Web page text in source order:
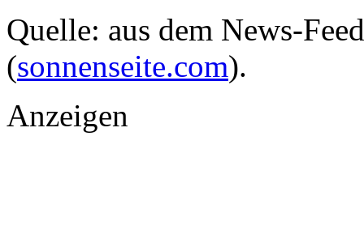
Quelle: aus dem News-
(sonnenseite.com).
Anzeigen